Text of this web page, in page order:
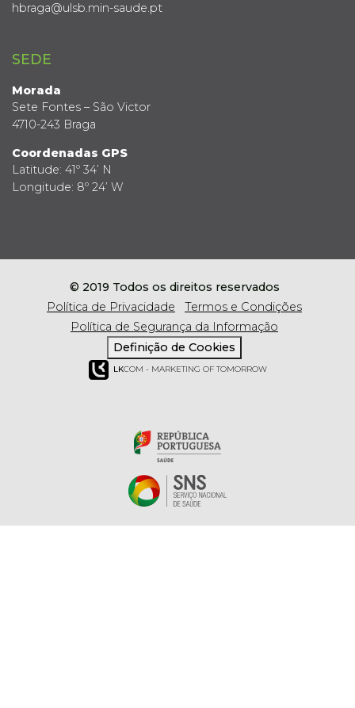
hbraga@ulsb.min-saude.pt
SEDE
Morada
Sete Fontes – São Victor
4710-243 Braga
Coordenadas GPS
Latitude: 41º 34’ N
Longitude: 8º 24’ W
© 2019 Todos os direitos reservados
Política de Privacidade
Termos e Condições
Política de Segurança da Informação
Definição de Cookies
LKCOM - MARKETING OF TOMORROW